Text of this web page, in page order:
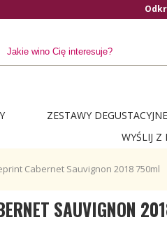
ZESTAWY DEGUSTACYJNE
WYŚLIJ
Cabernet Sauvignon 2018 750ml
SAUVIGNON